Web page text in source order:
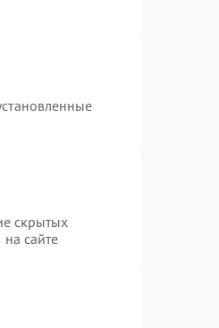
скрытых
сайте